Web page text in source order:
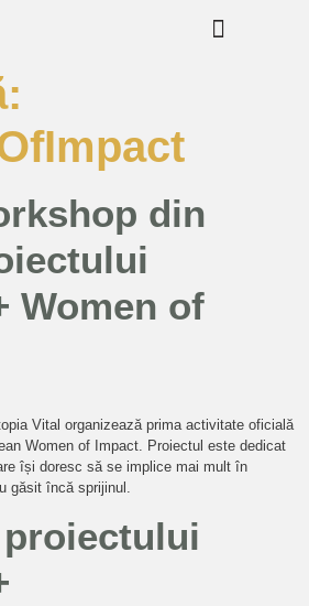
din
Women of
Vital organizează prima activitate oficială
Women of Impact. Proiectul este dedicat
își doresc să se implice mai mult în
găsit încă sprijinul.